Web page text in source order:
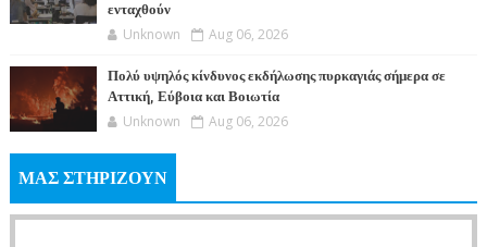
ενταχθούν
Unknown Aug 06, 2026
Πολύ υψηλός κίνδυνος εκδήλωσης πυρκαγιάς σήμερα σε
Αττική, Εύβοια και Βοιωτία
Unknown Aug 06, 2026
ΜΑΣ ΣΤΗΡΙΖΟΥΝ